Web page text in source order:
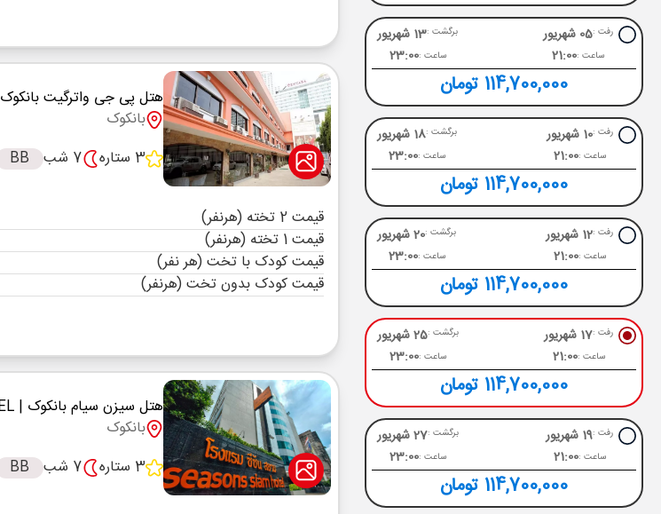
رفت :05 شهریور
ساعت :21:00
برگشت :13 شهریور
ساعت :23:00
114,700,000 تومان
رفت :10 شهریور
ساعت :21:00
برگشت :18 شهریور
ساعت :23:00
114,700,000 تومان
رفت :12 شهریور
ساعت :21:00
برگشت :20 شهریور
ساعت :23:00
114,700,000 تومان
رفت :17 شهریور
ساعت :21:00
برگشت :25 شهریور
ساعت :23:00
114,700,000 تومان
رفت :19 شهریور
ساعت :21:00
برگشت :27 شهریور
ساعت :23:00
114,700,000 تومان
هتل پی جی واترگیت بانکوک
بانکوک
3 ستاره
7 شب BB
قیمت 2 تخته (هرنفر)
قیمت 1 تخته (هرنفر)
قیمت کودک با تخت (هر نفر)
قیمت کودک بدون تخت (هرنفر)
هتل سیزن سیام بانکوک | SEASONS SIAM HOTEL
بانکوک
3 ستاره
7 شب BB